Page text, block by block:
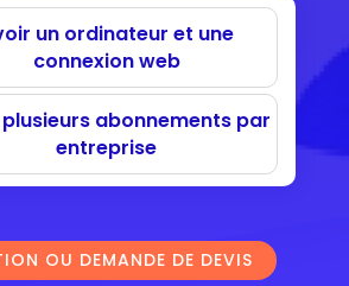
un ordinateur et une
connexion web
plusieurs abonnements par
entreprise
OU DEMANDE DE DEVIS